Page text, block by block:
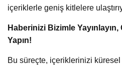
içeriklerle geniş kitlelere
Haberinizi Bizimle Yayınlayın,
Yapın!
Bu süreçte, içeriklerinizi küresel